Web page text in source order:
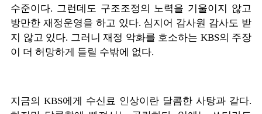
수준이다. 그런데도 구조조정의 노력을 기울이지 않고
방만한 재정운영을 하고 있다. 심지어 감사원 감사도 받
지 않고 있다. 그러니 재정 악화를 호소하는 KBS의 주장
이 더 허망하게 들릴 수밖에 없다.
지금의 KBS에게 수신료 인상이란 달콤한 사탕과 같다.